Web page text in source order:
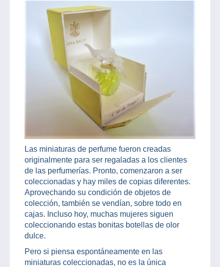
Las miniaturas de perfume fueron creadas
originalmente para ser regaladas a los clientes
de las perfumerías. Pronto, comenzaron a ser
coleccionadas y hay miles de copias diferentes.
Aprovechando su condición de objetos de
colección, también se vendían, sobre todo en
cajas. Incluso hoy, muchas mujeres siguen
coleccionando estas bonitas botellas de olor
dulce.
Pero si piensa espontáneamente en las
miniaturas coleccionadas, no es la única